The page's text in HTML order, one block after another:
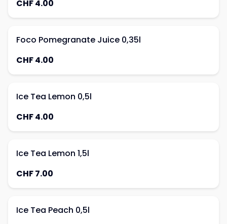
CHF 4.00
Foco Pomegranate Juice 0,35l
CHF 4.00
Ice Tea Lemon 0,5l
CHF 4.00
Ice Tea Lemon 1,5l
CHF 7.00
Ice Tea Peach 0,5l